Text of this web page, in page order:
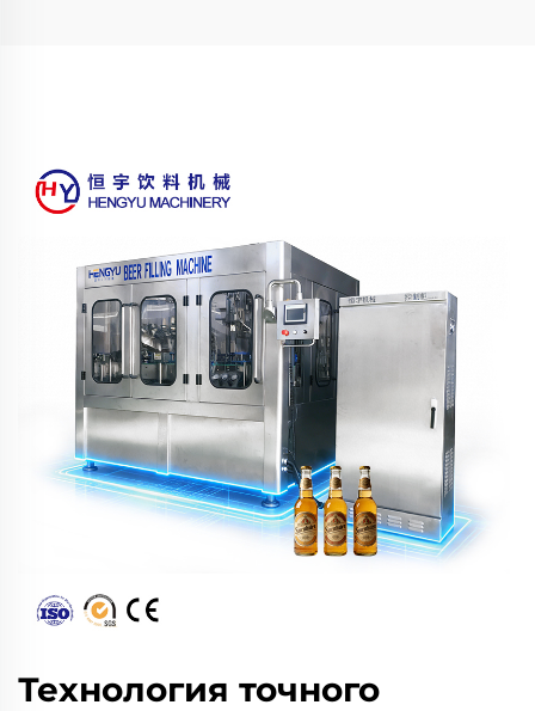
Технология точного